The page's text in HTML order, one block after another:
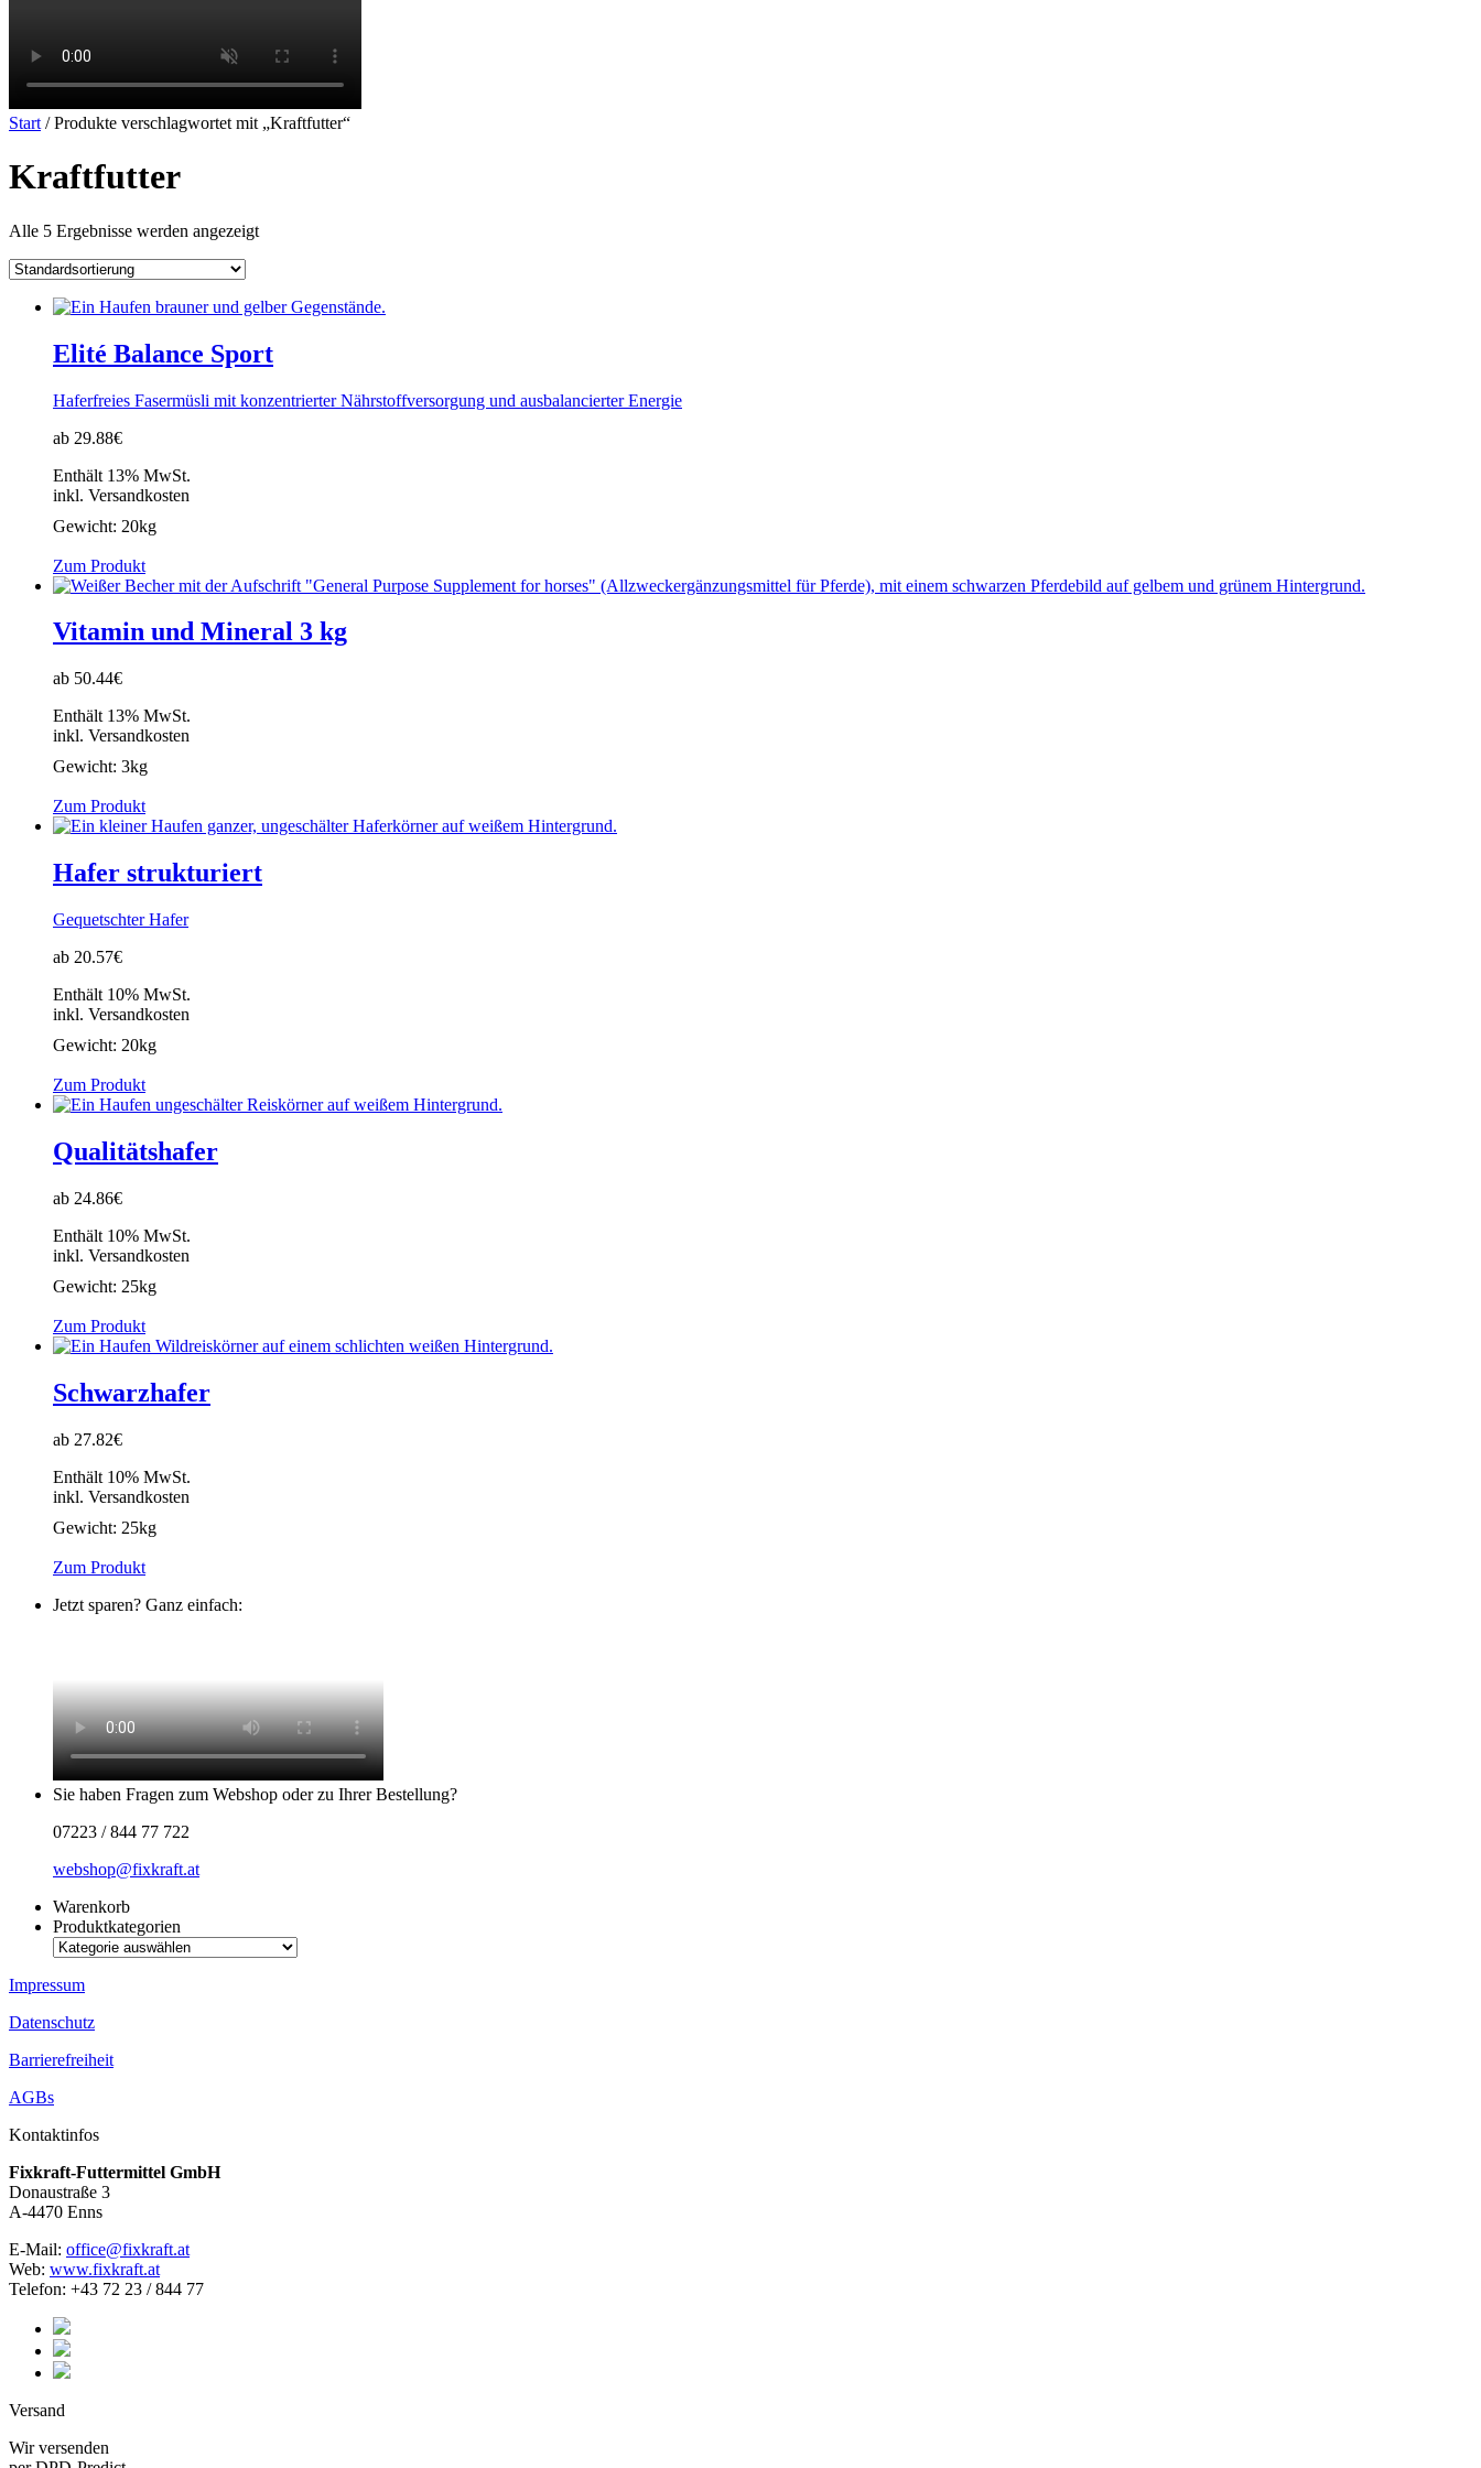
Start / Produkte verschlagwortet mit „Kraftfutter“
Kraftfutter
Alle 5 Ergebnisse werden angezeigt
Elité Balance Sport
Haferfreies Fasermüsli mit konzentrierter Nährstoffversorgung und ausbalancierter Energie
ab 29.88€
Enthält 13% MwSt.
inkl. Versandkosten
Gewicht: 20kg
Zum Produkt
Vitamin und Mineral 3 kg
ab 50.44€
Enthält 13% MwSt.
inkl. Versandkosten
Gewicht: 3kg
Zum Produkt
Hafer strukturiert
Gequetschter Hafer
ab 20.57€
Enthält 10% MwSt.
inkl. Versandkosten
Gewicht: 20kg
Zum Produkt
Qualitätshafer
ab 24.86€
Enthält 10% MwSt.
inkl. Versandkosten
Gewicht: 25kg
Zum Produkt
Schwarzhafer
ab 27.82€
Enthält 10% MwSt.
inkl. Versandkosten
Gewicht: 25kg
Zum Produkt
Jetzt sparen? Ganz einfach:
Sie haben Fragen zum Webshop oder zu Ihrer Bestellung?
07223 / 844 77 722
webshop@fixkraft.at
Warenkorb
Produktkategorien
Impressum
Datenschutz
Barrierefreiheit
AGBs
Kontaktinfos
Fixkraft-Futtermittel GmbH
Donaustraße 3
A-4470 Enns
E-Mail: office@fixkraft.at
Web: www.fixkraft.at
Telefon: +43 72 23 / 844 77
Versand
Wir versenden